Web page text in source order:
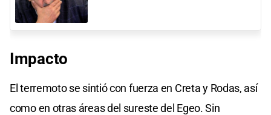
Impacto
El terremoto se sintió con fuerza en Creta y Rodas, así
como en otras áreas del sureste del Egeo. Sin